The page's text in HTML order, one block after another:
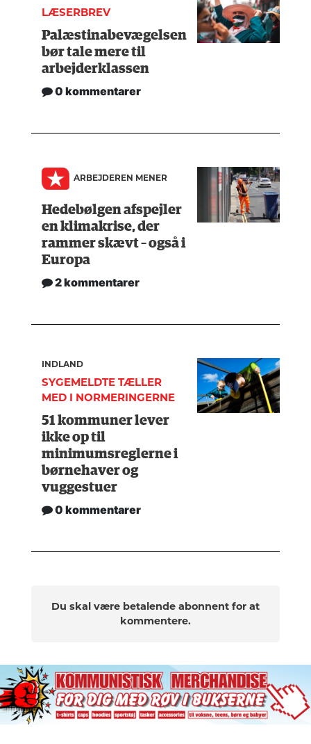
LÆSERBREV
Palæstinabevægelsen
bør tale mere til
arbejderklassen
0 kommentarer
ARBEJDEREN MENER
Hedebølgen afspejler
en klimakrise, der
rammer skævt – også i
Europa
2 kommentarer
INDLAND
SYGEMELDTE TÆLLER
MED I NORMERINGERNE
51 kommuner lever
ikke op til
minimumsreglerne i
børnehaver og
vuggestuer
0 kommentarer
Du skal være betalende abonnent for at
kommentere.